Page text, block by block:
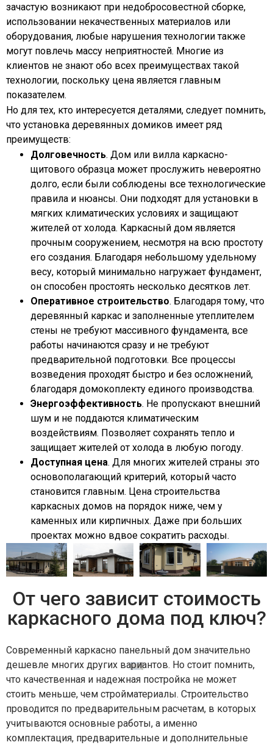
зачастую возникают при недобросовестной сборке,
использовании некачественных материалов или
оборудования, любые нарушения технологии также
могут повлечь массу неприятностей. Многие из
клиентов не знают обо всех преимуществах такой
технологии, поскольку цена является главным
показателем.
Но для тех, кто интересуется деталями, следует помнить,
что установка деревянных домиков имеет ряд
преимуществ:
Долговечность. Дом или вилла каркасно-
щитового образца может прослужить невероятно
долго, если были соблюдены все технологические
правила и нюансы. Они подходят для установки в
мягких климатических условиях и защищают
жителей от холода. Каркасный дом является
прочным сооружением, несмотря на всю простоту
его создания. Благодаря небольшому удельному
весу, который минимально нагружает фундамент,
он способен простоять несколько десятков лет.
Оперативное строительство. Благодаря тому, что
деревянный каркас и заполненные утеплителем
стены не требуют массивного фундамента, все
работы начинаются сразу и не требуют
предварительной подготовки. Все процессы
возведения проходят быстро и без осложнений,
благодаря домокоплекту единого производства.
Энергоэффективность. Не пропускают внешний
шум и не поддаются климатическим
воздействиям. Позволяет сохранять тепло и
защищает жителей от холода в любую погоду.
Доступная цена. Для многих жителей страны это
основополагающий критерий, который часто
становится главным. Цена строительства
каркасных домов на порядок ниже, чем у
каменных или кирпичных. Даже при больших
проектах можно вдвое сократить расходы.
От чего зависит стоимость
каркасного дома под ключ?
Современный каркасно панельный дом значительно
дешевле многих других вариантов. Но стоит помнить,
что качественная и надежная постройка не может
стоить меньше, чем стройматериалы. Строительство
проводится по предварительным расчетам, в которых
учитываются основные работы, а именно
комплектация, предварительные и дополнительные